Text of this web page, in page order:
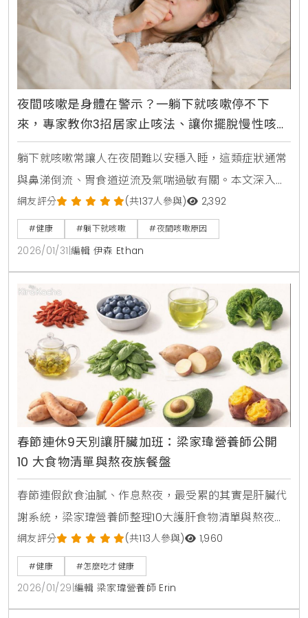
夜間咳嗽是身體在警示？一躺下就咳嗽停不下
來，專家教你3招居家止咳法、讓你擺脫慢性咳嗽
順利入眠
躺下就咳嗽常讓人在夜間難以安穩入睡，這類症狀通常
與鼻涕倒流、胃食道逆流及氣喘過敏有關。本文深入解
析夜間咳嗽的成因，並提供墊高枕頭、採取左側睡姿及
控制環境濕度等專業舒緩建議。掌握正確的睡眠習慣與
就醫警訊，幫助您找回優質睡眠。
網友評分 (共137人參與) 2,392
#健康 #躺下就咳嗽 #夜間咳嗽原因
2026/01/31 編輯 伊森 Ethan
春節連休9天別讓肝臟加班：梁家瑋營養師公開
10 大食物清單與熬夜族餐盤
春節連假飲食油膩、作息熬夜，最受累的其實是肝臟代
謝系統，梁家瑋營養師整理10大護肝食物清單與熬夜族
餐盤原則，從抗氧化、脂肪代謝到高纖飲食重點，教你
過年期間降低脂肪肝風險、減輕肝臟負擔。
網友評分 (共113人參與) 1,960
#健康 #怎麼吃才健康
2026/01/29 編輯 梁家瑋營養師 Erin